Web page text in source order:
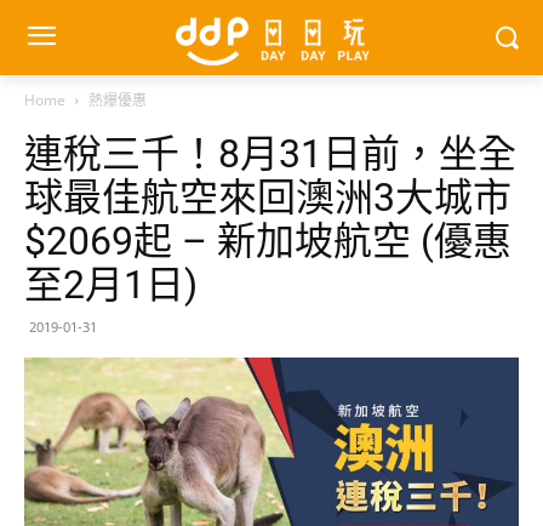
Home 熱爆優惠
連稅三千！8月31日前，坐全
球最佳航空來回澳洲3大城市
$2069起 – 新加坡航空 (優惠
至2月1日)
2019-01-31